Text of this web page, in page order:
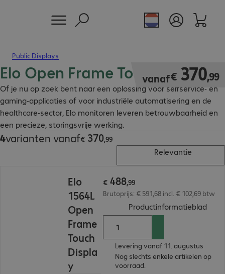
Public Displays
Elo Open Frame Touchscreen
Of je nu op zoek bent naar een oplossing voor selfservice- en
gaming-applicaties of voor industriële automatisering en de
healthcare-sector, Elo monitoren leveren betrouwbaarheid en
een precieze, storingsvrije werking.
vanaf€ 370,99
€ 370,99
4varianten vanaf€ 370,99
€ 370,99
Relevantie
Elo
1564L
Open
Frame
Touch
Displa
y
€ 488,99
Brutoprijs: € 591,68 incl. € 102,69 btw
Productinformatieblad
Levering vanaf 11. augustus
Nog slechts enkele artikelen op
voorraad.